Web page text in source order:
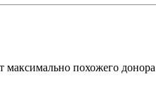
похожего донора